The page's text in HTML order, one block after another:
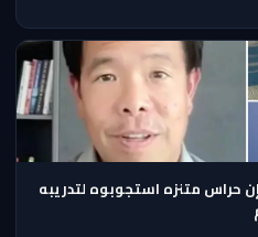
متنزه استجوبوه لتدريبه